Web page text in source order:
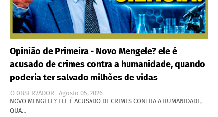
Opinião de Primeira - Novo Mengele? ele é
acusado de crimes contra a humanidade, quando
poderia ter salvado milhões de vidas
O OBSERVADOR
Agosto 05, 2026
NOVO MENGELE? ELE É ACUSADO DE CRIMES CONTRA A HUMANIDADE,
QUA…